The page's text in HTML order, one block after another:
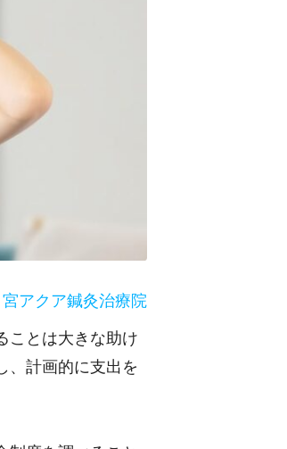
アクア鍼灸治療院
ことは大きな助け
、計画的に支出を